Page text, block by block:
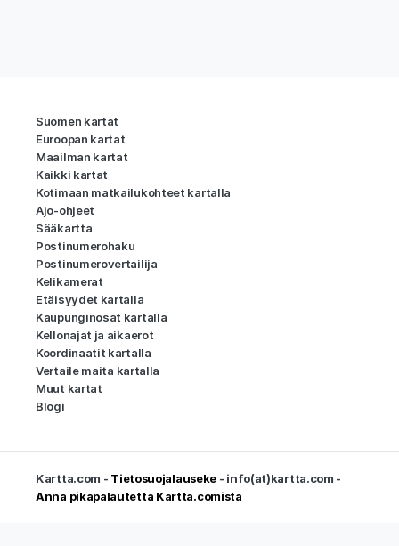
Suomen kartat
Euroopan kartat
Maailman kartat
Kaikki kartat
Kotimaan matkailukohteet kartalla
Ajo-ohjeet
Sääkartta
Postinumerohaku
Postinumerovertailija
Kelikamerat
Etäisyydet kartalla
Kaupunginosat kartalla
Kellonajat ja aikaerot
Koordinaatit kartalla
Vertaile maita kartalla
Muut kartat
Blogi
Kartta.com - Tietosuojalauseke - info(at)kartta.com -
Anna pikapalautetta Kartta.comista